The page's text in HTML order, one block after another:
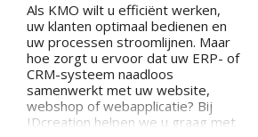
Als KMO wilt u efficiënt werken,
uw klanten optimaal bedienen en
uw processen stroomlijnen. Maar
hoe zorgt u ervoor dat uw ERP- of
CRM-systeem naadloos
samenwerkt met uw website,
webshop of webapplicatie? Bij
IDcreation helpen we u graag met